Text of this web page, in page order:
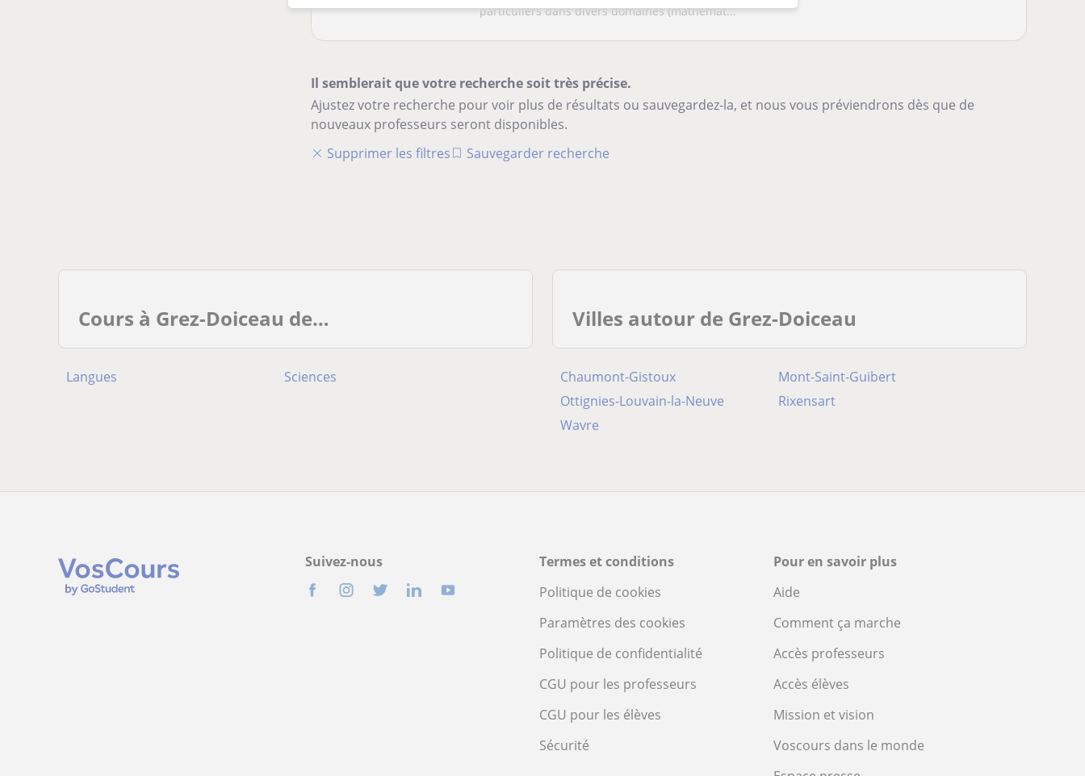
particuliers dans divers domaines (mathémat...
Il semblerait que votre recherche soit très précise.
Ajustez votre recherche pour voir plus de résultats ou sauvegardez-la, et nous vous préviendrons dès que de
nouveaux professeurs seront disponibles.
Supprimer les filtres
Sauvegarder recherche
Cours à Grez-Doiceau de…
Langues Sciences
Villes autour de Grez-Doiceau
Chaumont-Gistoux
Mont-Saint-Guibert
Ottignies-Louvain-la-Neuve
Rixensart
Wavre
Suivez-nous
Termes et conditions
Politique de cookies
Paramètres des cookies
Politique de confidentialité
CGU pour les professeurs
CGU pour les élèves
Sécurité
Pour en savoir plus
Aide
Comment ça marche
Accès professeurs
Accès élèves
Mission et vision
Voscours dans le monde